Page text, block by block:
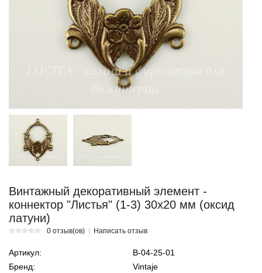
Винтажный декоративный элемент -
коннектор "Листья" (1-3) 30х20 мм (оксид
латуни)
0 отзыв(ов) Написать отзыв
Артикул:
В-04-25-01
Бренд:
Vintaje